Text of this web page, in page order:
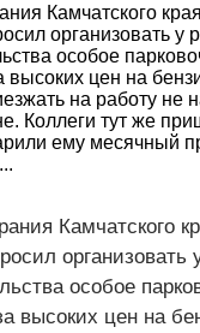
Камчатского
организовать у
особое
высоких цен на
на работу не
Коллеги тут же
ему месячный
Камчатского
организовать
особое
высоких цен на